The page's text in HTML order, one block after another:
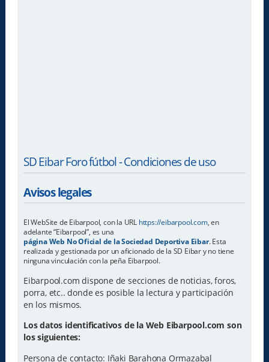
SD Eibar Foro fútbol - Condiciones de uso
Avisos legales
El WebSite de Eibarpool, con la URL https://eibarpool.com, en
adelante “Eibarpool”, es una
página Web No Oficial de la Sociedad Deportiva Eibar. Esta
realizada y gestionada por un aficionado de la SD Eibar y no tiene
ninguna vinculación con la peña Eibarpool.
Eibarpool.com dispone de secciones de noticias, foros,
porra, etc.. donde es posible la lectura y participación
en los mismos.
Los datos identificativos de la Web Eibarpool.com son
los siguientes:
Persona de contacto: Iñaki Barahona Ormazabal